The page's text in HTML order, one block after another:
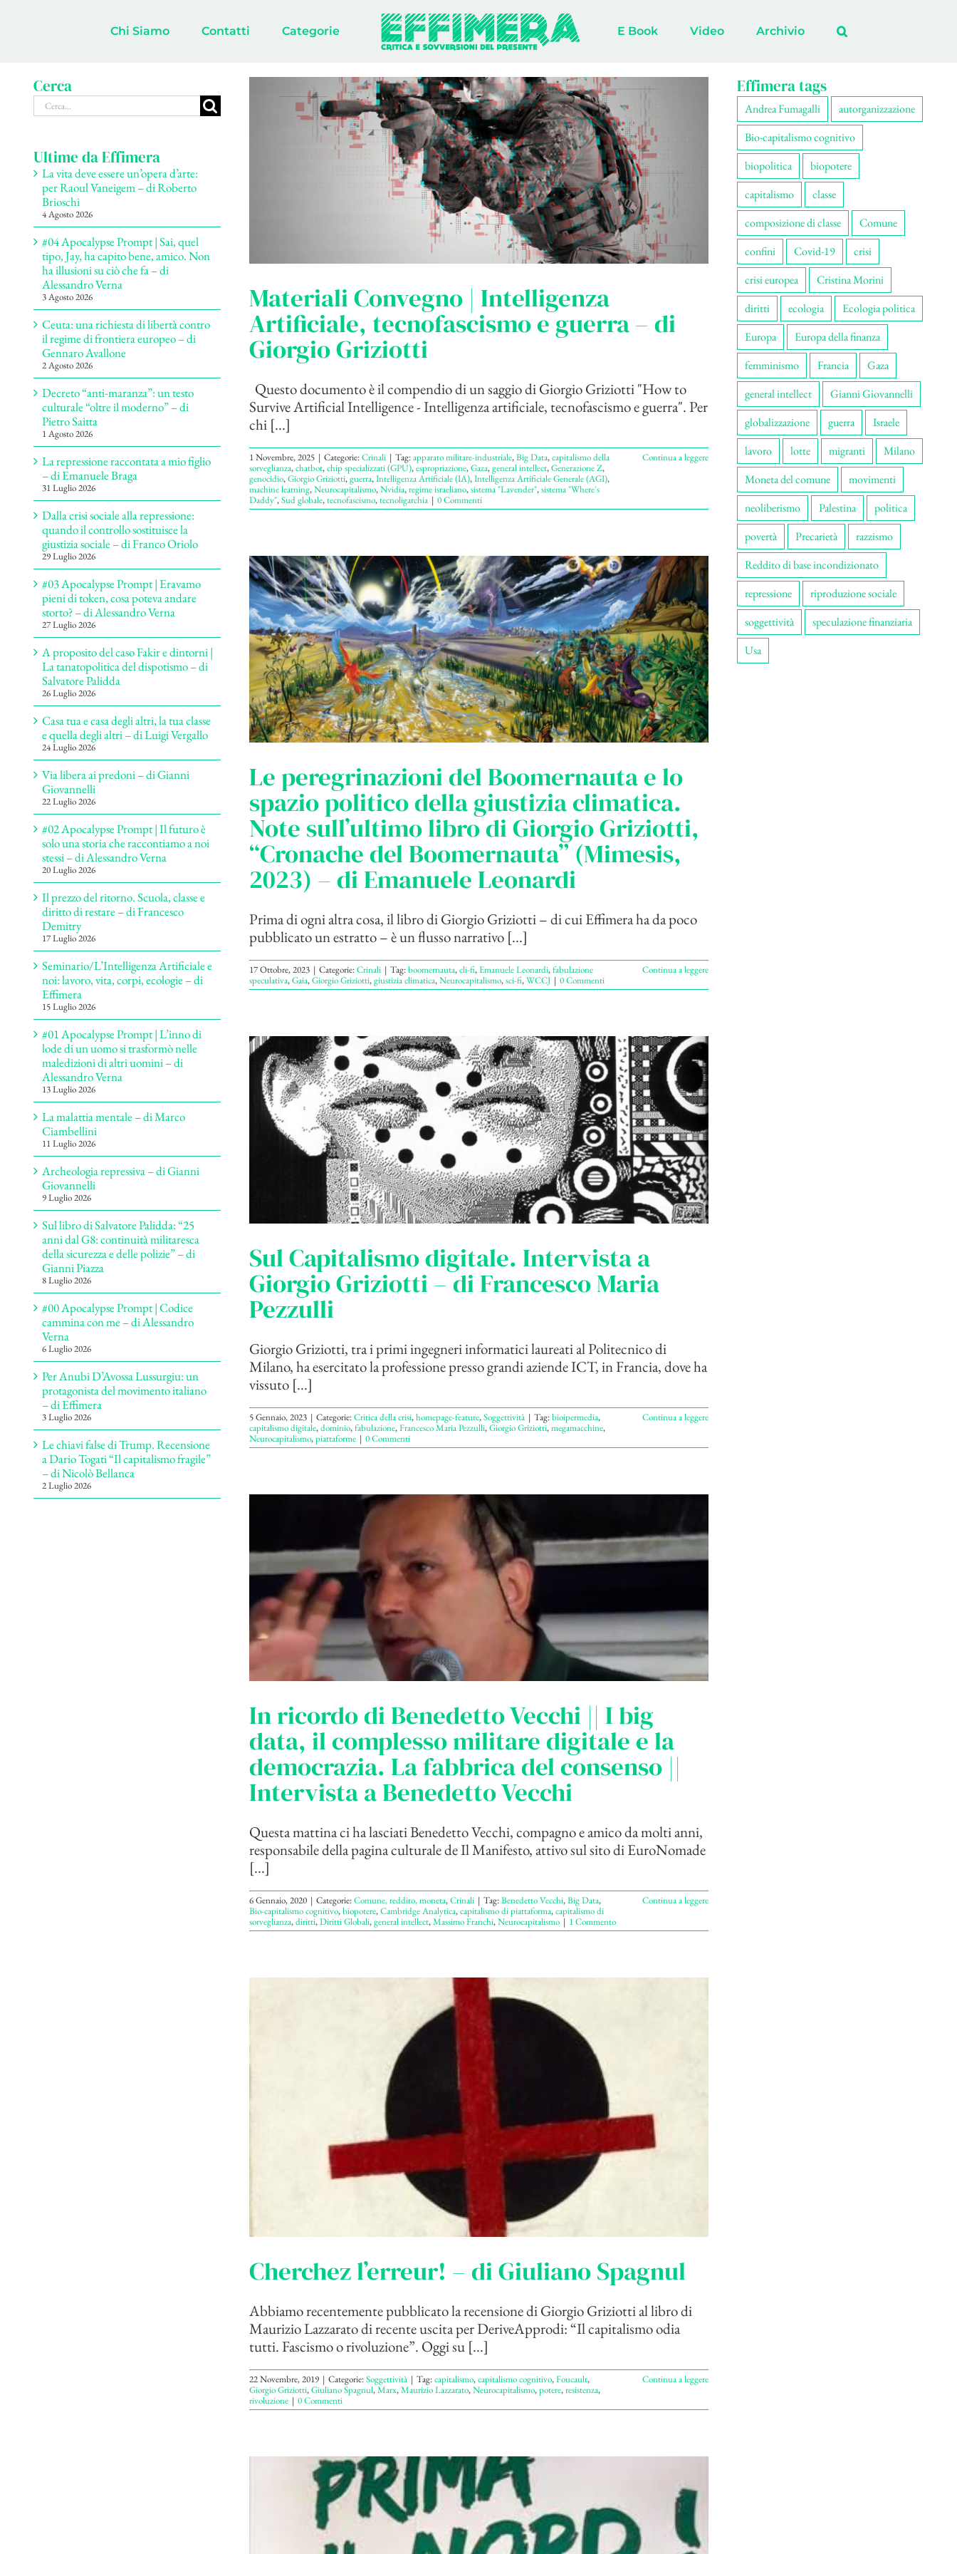
Chi Siamo Contatti Categorie E Book Video Archivio
Materiali Convegno | Intelligenza
Artificiale, tecnofascismo e guerra – di
Giorgio Griziotti
Questo documento è il compendio di un saggio di Giorgio Griziotti "How to
Survive Artificial Intelligence - Intelligenza artificiale, tecnofascismo e guerra". Per
chi [...]
1 Novembre, 2025 | Categorie:Crinali | Tag:apparato militare-industriale,Big Data,capitalismo della
sorveglianza,chatbot,chip specializzati (GPU),espropriazione,Gaza,general intellect,Generazione Z,
genocidio,Giorgio Griziotti,guerra,Intelligenza Artificiale (IA),Intelligenza Artificiale Generale (AGI),
machine learning,Neurocapitalismo,Nvidia,regime israeliano,sistema "Lavender",sistema "Where's
Daddy",Sud globale,tecnofascismo,tecnoligarchia | 0 Commenti
Continua a leggere
Le peregrinazioni del Boomernauta e lo
spazio politico della giustizia climatica.
Note sull’ultimo libro di Giorgio Griziotti,
“Cronache del Boomernauta” (Mimesis,
2023) – di Emanuele Leonardi
Prima di ogni altra cosa, il libro di Giorgio Griziotti – di cui Effimera ha da poco
pubblicato un estratto – è un flusso narrativo [...]
17 Ottobre, 2023 | Categorie:Crinali | Tag:boomernauta,cli-fi,Emanuele Leonardi,fabulazione
speculativa,Gaia,Giorgio Griziotti,giustizia climatica,Neurocapitalismo,sci-fi,WCCJ | 0 Commenti
Continua a leggere
Sul Capitalismo digitale. Intervista a
Giorgio Griziotti – di Francesco Maria
Pezzulli
Giorgio Griziotti, tra i primi ingegneri informatici laureati al Politecnico di
Milano, ha esercitato la professione presso grandi aziende ICT, in Francia, dove ha
vissuto [...]
5 Gennaio, 2023 | Categorie:Critica della crisi,homepage-feature,Soggettività | Tag:bioipermedia,
capitalismo digitale,dominio,fabulazione,Francesco Maria Pezzulli,Giorgio Griziotti,megamacchine,
Neurocapitalismo,piattaforme | 0 Commenti
Continua a leggere
In ricordo di Benedetto Vecchi || I big
data, il complesso militare digitale e la
democrazia. La fabbrica del consenso ||
Intervista a Benedetto Vecchi
Questa mattina ci ha lasciati Benedetto Vecchi, compagno e amico da molti anni,
responsabile della pagina culturale de Il Manifesto, attivo sul sito di EuroNomade
[...]
6 Gennaio, 2020 | Categorie:Comune, reddito, moneta,Crinali | Tag:Benedetto Vecchi,Big Data,
Bio-capitalismo cognitivo,biopotere,Cambridge Analytica,capitalismo di piattaforma,capitalismo di
sorveglianza,diritti,Diritti Globali,general intellect,Massimo Franchi,Neurocapitalismo | 1 Commento
Continua a leggere
Cherchez l’erreur! – di Giuliano Spagnul
Abbiamo recentemente pubblicato la recensione di Giorgio Griziotti al libro di
Maurizio Lazzarato di recente uscita per DeriveApprodi: “Il capitalismo odia
tutti. Fascismo o rivoluzione”. Oggi su [...]
22 Novembre, 2019 | Categorie:Soggettività | Tag:capitalismo,capitalismo cognitivo,Foucault,
Giorgio Griziotti,Giuliano Spagnul,Marx,Maurizio Lazzarato,Neurocapitalismo,potere,resistenza,
rivoluzione | 0 Commenti
Continua a leggere
Cerca
Cerca
per:
Ultime da Effimera
La vita deve essere un’opera d’arte:
per Raoul Vaneigem – di Roberto
Brioschi
4 Agosto 2026
#04 Apocalypse Prompt | Sai, quel
tipo, Jay, ha capito bene, amico. Non
ha illusioni su ciò che fa – di
Alessandro Verna
3 Agosto 2026
Ceuta: una richiesta di libertà contro
il regime di frontiera europeo – di
Gennaro Avallone
2 Agosto 2026
Decreto “anti-maranza”: un testo
culturale “oltre il moderno” – di
Pietro Saitta
1 Agosto 2026
La repressione raccontata a mio figlio
– di Emanuele Braga
31 Luglio 2026
Dalla crisi sociale alla repressione:
quando il controllo sostituisce la
giustizia sociale – di Franco Oriolo
29 Luglio 2026
#03 Apocalypse Prompt | Eravamo
pieni di token, cosa poteva andare
storto? – di Alessandro Verna
27 Luglio 2026
A proposito del caso Fakir e dintorni |
La tanatopolitica del dispotismo – di
Salvatore Palidda
26 Luglio 2026
Casa tua e casa degli altri, la tua classe
e quella degli altri – di Luigi Vergallo
24 Luglio 2026
Via libera ai predoni – di Gianni
Giovannelli
22 Luglio 2026
#02 Apocalypse Prompt | Il futuro è
solo una storia che raccontiamo a noi
stessi – di Alessandro Verna
20 Luglio 2026
Il prezzo del ritorno. Scuola, classe e
diritto di restare – di Francesco
Demitry
17 Luglio 2026
Seminario/L’Intelligenza Artificiale e
noi: lavoro, vita, corpi, ecologie – di
Effimera
15 Luglio 2026
#01 Apocalypse Prompt | L’inno di
lode di un uomo si trasformò nelle
maledizioni di altri uomini – di
Alessandro Verna
13 Luglio 2026
La malattia mentale – di Marco
Ciambellini
11 Luglio 2026
Archeologia repressiva – di Gianni
Giovannelli
9 Luglio 2026
Sul libro di Salvatore Palidda: “25
anni dal G8: continuità militaresca
della sicurezza e delle polizie” – di
Gianni Piazza
8 Luglio 2026
#00 Apocalypse Prompt | Codice
cammina con me – di Alessandro
Verna
6 Luglio 2026
Per Anubi D’Avossa Lussurgiu: un
protagonista del movimento italiano
– di Effimera
3 Luglio 2026
Le chiavi false di Trump. Recensione
a Dario Togati “Il capitalismo fragile”
– di Nicolò Bellanca
2 Luglio 2026
Effimera tags
Andrea Fumagalli
autorganizzazione
Bio-capitalismo cognitivo
biopolitica
biopotere
capitalismo
classe
composizione di classe
Comune
confini
Covid-19
crisi
crisi europea
Cristina Morini
diritti
ecologia
Ecologia politica
Europa
Europa della finanza
femminismo
Francia
Gaza
general intellect
Gianni Giovannelli
globalizzazione
guerra
Israele
lavoro
lotte migranti
Milano
Moneta del comune
movimenti
neoliberismo
Palestina
politica
povertà
Precarietà
razzismo
Reddito di base incondizionato
repressione
riproduzione sociale
soggettività
speculazione finanziaria
Usa